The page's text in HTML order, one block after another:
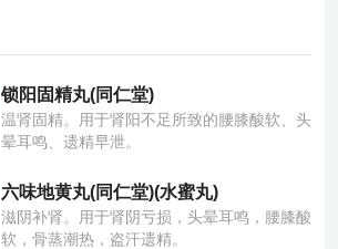
锁阳固精丸(同仁堂)
温肾固精。用于肾阳不足所致的腰膝酸软、头
晕耳鸣、遗精早泄。
六味地黄丸(同仁堂)(水蜜丸)
滋阴补肾。用于肾阴亏损，头晕耳鸣，腰膝酸
软，骨蒸潮热，盗汗遗精。